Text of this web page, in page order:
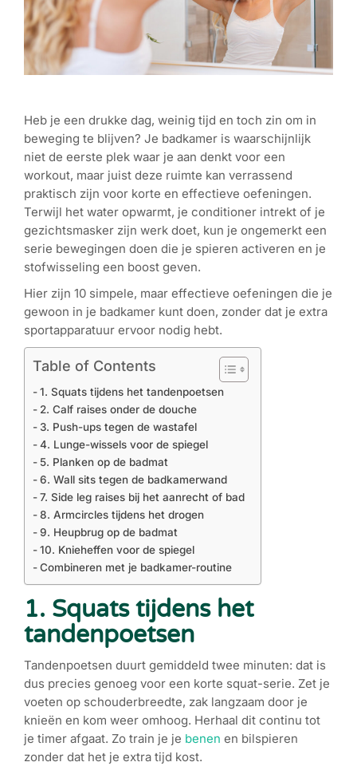
Heb je een drukke dag, weinig tijd en toch zin om in
beweging te blijven? Je badkamer is waarschijnlijk
niet de eerste plek waar je aan denkt voor een
workout, maar juist deze ruimte kan verrassend
praktisch zijn voor korte en effectieve oefeningen.
Terwijl het water opwarmt, je conditioner intrekt of je
gezichtsmasker zijn werk doet, kun je ongemerkt een
serie bewegingen doen die je spieren activeren en je
stofwisseling een boost geven.
Hier zijn 10 simpele, maar effectieve oefeningen die je
gewoon in je badkamer kunt doen, zonder dat je extra
sportapparatuur ervoor nodig hebt.
Table of Contents
1. Squats tijdens het tandenpoetsen
2. Calf raises onder de douche
3. Push-ups tegen de wastafel
4. Lunge-wissels voor de spiegel
5. Planken op de badmat
6. Wall sits tegen de badkamerwand
7. Side leg raises bij het aanrecht of bad
8. Armcircles tijdens het drogen
9. Heupbrug op de badmat
10. Knieheffen voor de spiegel
Combineren met je badkamer-routine
1. Squats tijdens het
tandenpoetsen
Tandenpoetsen duurt gemiddeld twee minuten: dat is
dus precies genoeg voor een korte squat-serie. Zet je
voeten op schouderbreedte, zak langzaam door je
knieën en kom weer omhoog. Herhaal dit continu tot
je timer afgaat. Zo train je je benen en bilspieren
zonder dat het je extra tijd kost.